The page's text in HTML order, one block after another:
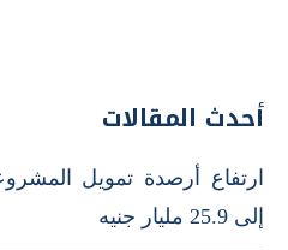
أحدث المقالات
ارتفاع أرصدة تمويل
إلى 25.9 مليار جنيه